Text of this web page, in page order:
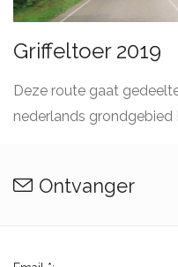
Griffeltoer 2019
Deze route gaat
nederlands grondgebied !
Ontvanger